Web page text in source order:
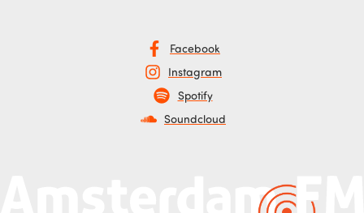
Facebook
Instagram
Spotify
Soundcloud